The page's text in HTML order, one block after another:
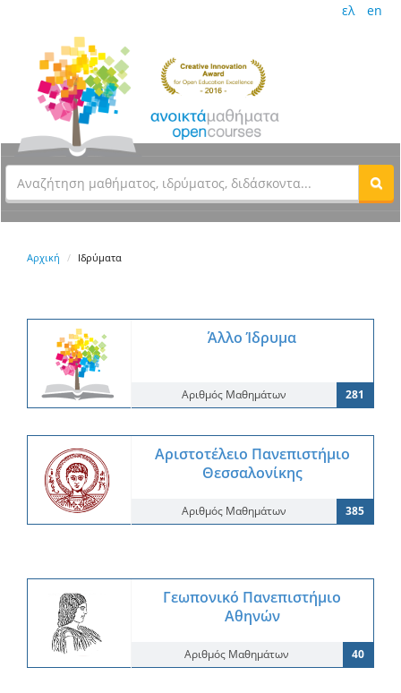
ελ en
Αρχική Ιδρύματα
Άλλο Ίδρυμα
Αριθμός Μαθημάτων 281
Αριστοτέλειο Πανεπιστήμιο
Θεσσαλονίκης
Αριθμός Μαθημάτων 385
Γεωπονικό Πανεπιστήμιο
Αθηνών
Αριθμός Μαθημάτων 40